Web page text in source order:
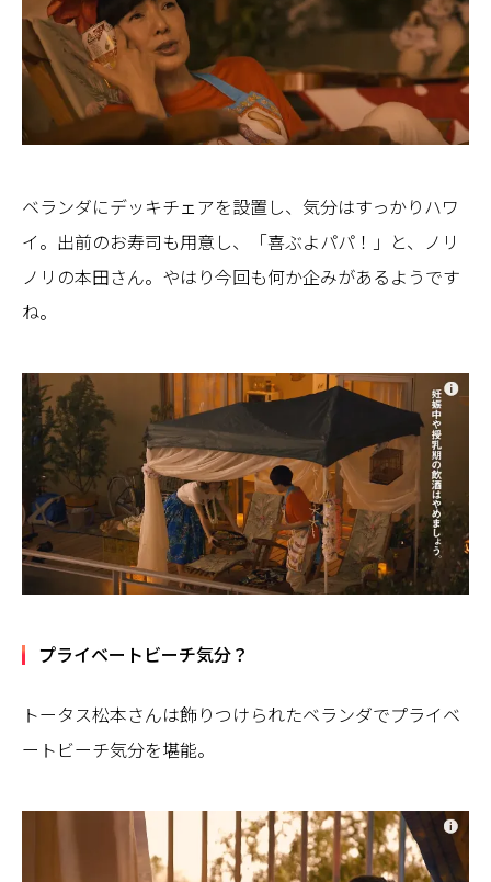
ベランダにデッキチェアを設置し、気分はすっかりハワ
イ。出前のお寿司も用意し、「喜ぶよパパ！」と、ノリ
ノリの本田さん。やはり今回も何か企みがあるようです
ね。
プライベートビーチ気分？
トータス松本さんは飾りつけられたベランダでプライベ
ートビーチ気分を堪能。